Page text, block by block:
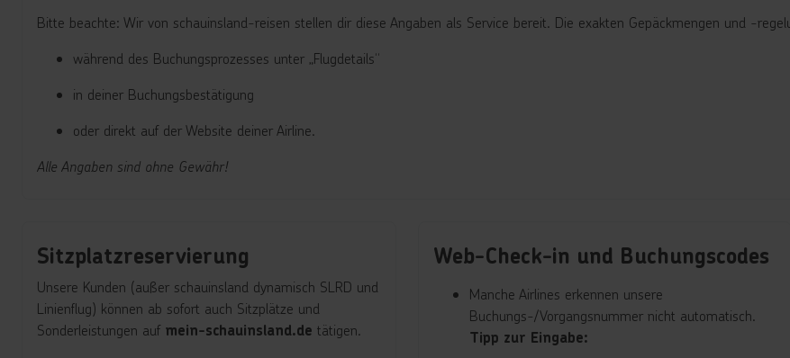
Bitte beachte: Wir von schauinsland-reisen stellen dir diese Angaben als Service bereit. Die exakten Gepäckmengen und -
während des Buchungsprozesses unter „Flugdetails“
in deiner Buchungsbestätigung
oder direkt auf der Website deiner Airline.
Alle Angaben sind ohne Gewähr!
Sitzplatzreservierung
Unsere Kunden (außer schauinsland dynamisch SLRD und
Linienflug) können ab sofort auch Sitzplätze und
Sonderleistungen auf mein-schauinsland.de tätigen.
Web-Check-in und Buchungscodes
Manche Airlines erkennen unsere
Buchungs-/Vorgangsnummer nicht automatisch.
Tipp zur Eingabe: